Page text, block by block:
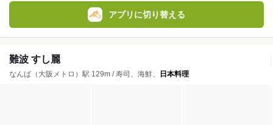
アプリに切り替える
難波 すし麗
なんば（大阪メトロ）駅 129m / 寿司、海鮮、 日本料理